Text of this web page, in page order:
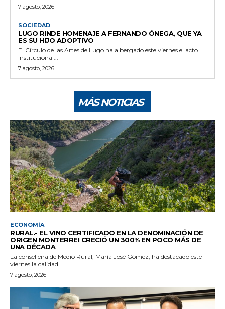
7 agosto, 2026
SOCIEDAD
LUGO RINDE HOMENAJE A FERNANDO ÓNEGA, QUE YA
ES SU HIJO ADOPTIVO
El Círculo de las Artes de Lugo ha albergado este viernes el acto
institucional...
7 agosto, 2026
MÁS NOTICIAS
ECONOMÍA
RURAL.- EL VINO CERTIFICADO EN LA DENOMINACIÓN DE
ORIGEN MONTERREI CRECIÓ UN 300% EN POCO MÁS DE
UNA DÉCADA
La conselleira de Medio Rural, María José Gómez, ha destacado este
viernes la calidad...
7 agosto, 2026